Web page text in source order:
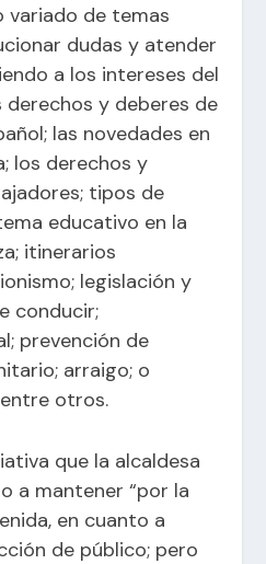
variado de temas
dudas y atender
a los intereses del
y deberes de
las novedades en
los derechos y
tipos de
educativo en la
itinerarios
legislación y
conducir;
prevención de
arraigo; o
otros.
que la alcaldesa
a mantener “por la
en cuanto a
de público; pero